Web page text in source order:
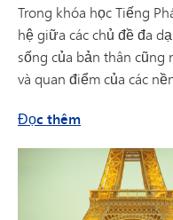
Trong khóa học Tiếng
hệ giữa các chủ đề đa
sống của bản thân
và quan điểm của các
Đọc thêmvề Tiếng Pháp II